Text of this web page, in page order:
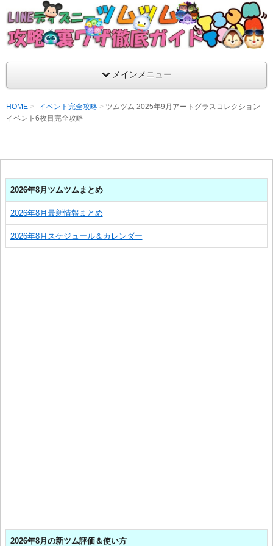
LINEディズニー ツムツム攻略・裏ワザ徹底
支持率No1！痒いところに手が届くツムツム攻略サイト！新ツ
ラ評価も丁寧に解説！ツムツムを120％楽しめるサイトを目指し
メインメニュー
HOME イベント完全攻略
ツムツム 2025年9月アートグラスコレクション
イベント6枚目完全攻略
2026年8月ツムツムまとめ
2026年8月最新情報まとめ
2026年8月スケジュール＆カレンダー
2026年8月の新ツム評価＆使い方